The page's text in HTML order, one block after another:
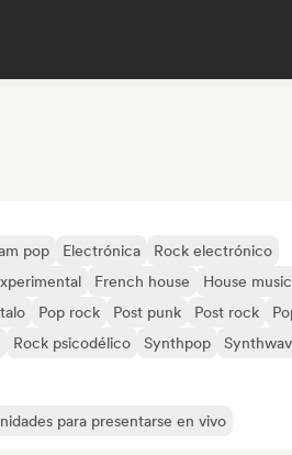
pop Electrónica
Rock electrónico
French house House music
Pop rock Post punk Post rock
Rock psicodélico Synthpop
para presentarse en vivo